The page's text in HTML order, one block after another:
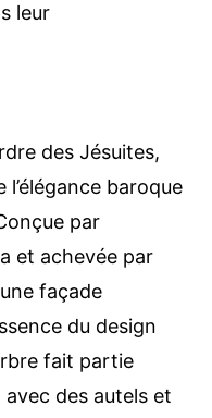
leur
des Jésuites,
baroque
par
et achevée par
façade
du design
fait partie
des autels et